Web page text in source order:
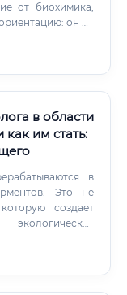
от биохимика,
он не
мыслит
в области
им стать:
в
Это не
создает